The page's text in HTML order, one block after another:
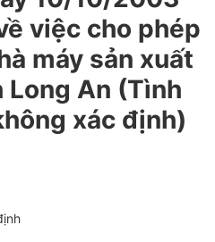
việc cho phép
máy sản xuất
An (Tình
xác định)